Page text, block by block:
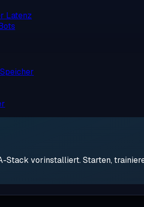
Latenz
Stack vorinstalliert. Starten,